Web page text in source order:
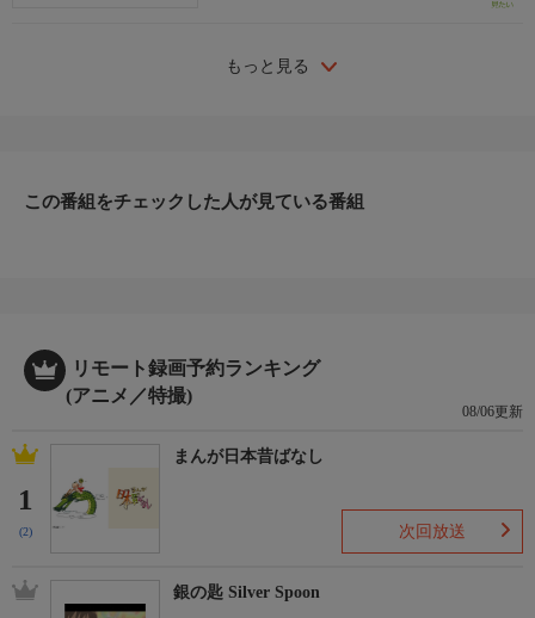
もっと見る
この番組をチェックした人が見ている番組
リモート録画予約ランキング
(アニメ／特撮)
08/06更新
1
(2)
まんが日本昔ばなし
次回放送
銀の匙 Silver Spoon